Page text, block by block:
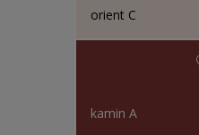
orient C
kamin A